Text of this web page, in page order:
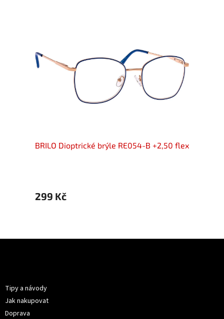
BRILO Dioptrické brýle RE054-B +2,50 flex
299 Kč
Tipy a návody
Jak nakupovat
Doprava